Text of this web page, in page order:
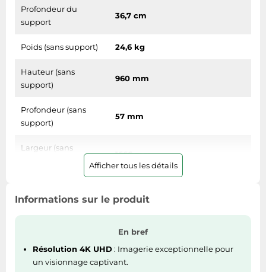
Tablettes tactiles
Téléphonie
Téléviseurs
Télévision & vidéo
Électroménager
Profondeur du
support
36,7 cm
Poids (sans support) 24,6 kg
Hauteur (sans
support)
960 mm
Profondeur (sans
support)
57 mm
Largeur (sans
1666 mm
Profondeur (support
inclus)
367 mm
Afficher tous les détails
Informations sur le produit
En bref
Résolution 4K UHD: Imagerie exceptionnelle pour
un visionnage captivant.